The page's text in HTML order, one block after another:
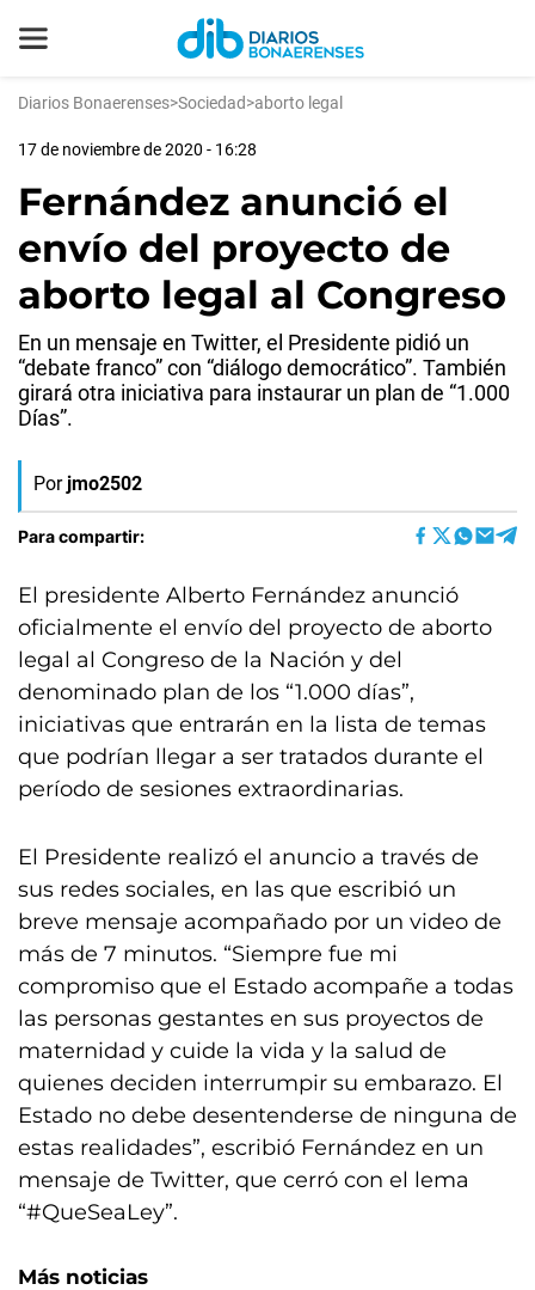
Diarios Bonaerenses>Sociedad>aborto legal
17 de noviembre de 2020 - 16:28
Fernández anunció el
envío del proyecto de
aborto legal al Congreso
En un mensaje en Twitter, el Presidente pidió un
“debate franco” con “diálogo democrático”. También
girará otra iniciativa para instaurar un plan de “1.000
Días”.
Por jmo2502
Para compartir:
El presidente Alberto Fernández anunció
oficialmente el envío del proyecto de aborto
legal al Congreso de la Nación y del
denominado plan de los “1.000 días”,
iniciativas que entrarán en la lista de temas
que podrían llegar a ser tratados durante el
período de sesiones extraordinarias.
El Presidente realizó el anuncio a través de
sus redes sociales, en las que escribió un
breve mensaje acompañado por un video de
más de 7 minutos. “Siempre fue mi
compromiso que el Estado acompañe a todas
las personas gestantes en sus proyectos de
maternidad y cuide la vida y la salud de
quienes deciden interrumpir su embarazo. El
Estado no debe desentenderse de ninguna de
estas realidades”, escribió Fernández en un
mensaje de Twitter, que cerró con el lema
“#QueSeaLey”.
Más noticias